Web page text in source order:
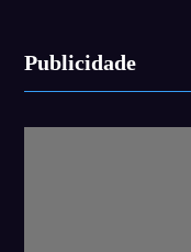
Publicidade